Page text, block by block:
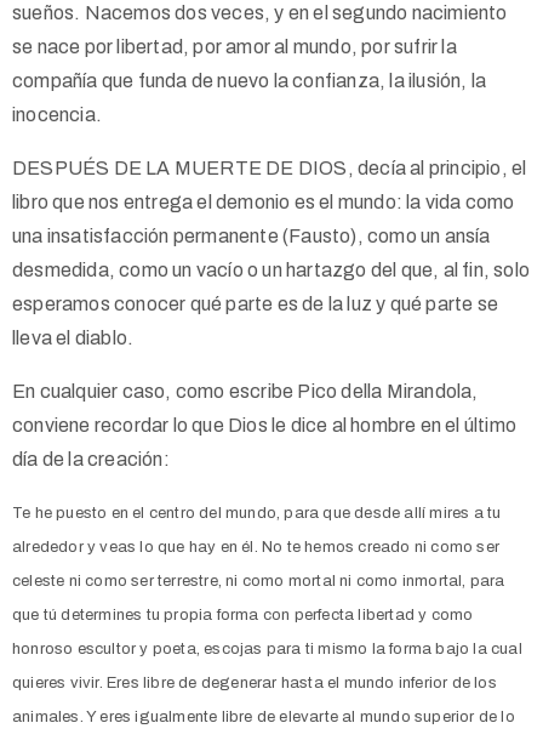
sueños. Nacemos dos veces, y en el segundo nacimiento
se nace por libertad, por amor al mundo, por sufrir la
compañía que funda de nuevo la confianza, la ilusión, la
inocencia.
DESPUÉS DE LA MUERTE DE DIOS, decía al principio, el
libro que nos entrega el demonio es el mundo: la vida como
una insatisfacción permanente (Fausto), como un ansía
desmedida, como un vacío o un hartazgo del que, al fin, solo
esperamos conocer qué parte es de la luz y qué parte se
lleva el diablo.
En cualquier caso, como escribe Pico della Mirandola,
conviene recordar lo que Dios le dice al hombre en el último
día de la creación:
Te he puesto en el centro del mundo, para que desde allí mires a tu
alrededor y veas lo que hay en él. No te hemos creado ni como ser
celeste ni como ser terrestre, ni como mortal ni como inmortal, para
que tú determines tu propia forma con perfecta libertad y como
honroso escultor y poeta, escojas para ti mismo la forma bajo la cual
quieres vivir. Eres libre de degenerar hasta el mundo inferior de los
animales. Y eres igualmente libre de elevarte al mundo superior de lo